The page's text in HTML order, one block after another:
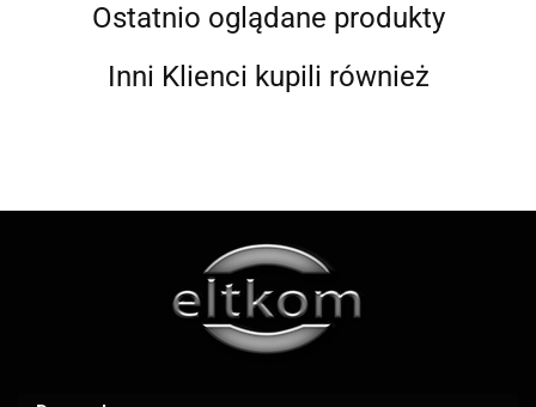
AMAZFIT
Ostatnio oglądane produkty
Inni Klienci kupili również